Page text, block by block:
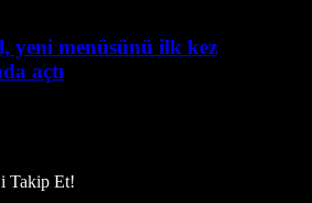
yeni menüsünü ilk kez
açtı
Takip Et!